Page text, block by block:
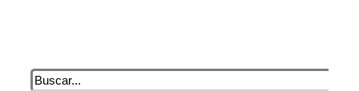
Buscar: